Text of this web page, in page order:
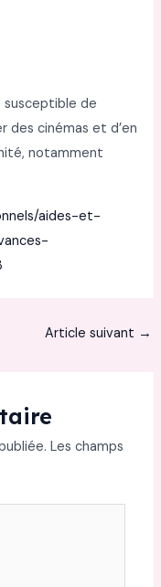
de
des cinémas et d’en
notamment
aides-et-
Article suivant →
Les champs